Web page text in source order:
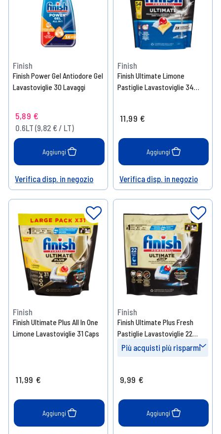
Finish
Finish Power Gel Antiodore Gel
Lavastoviglie 30 Lavaggi
5,89 €
0.6LT (9,82 € / LT)
Aggiungi
Help
Verifica disp. in negozio
Finish
Finish Ultimate Limone
Pastiglie Lavastoviglie 34
11,99 €
Aggiungi
Help
Verifica disp. in negozio
Finish
Finish Ultimate Plus All In One
Limone Lavastoviglie 31 Caps
11,99 €
Aggiungi
Finish
Finish Ultimate Plus Fresh
Pastiglie Lavastoviglie 22
Lavaggi
Più acquisti più risparmi
9,99 €
Aggiungi